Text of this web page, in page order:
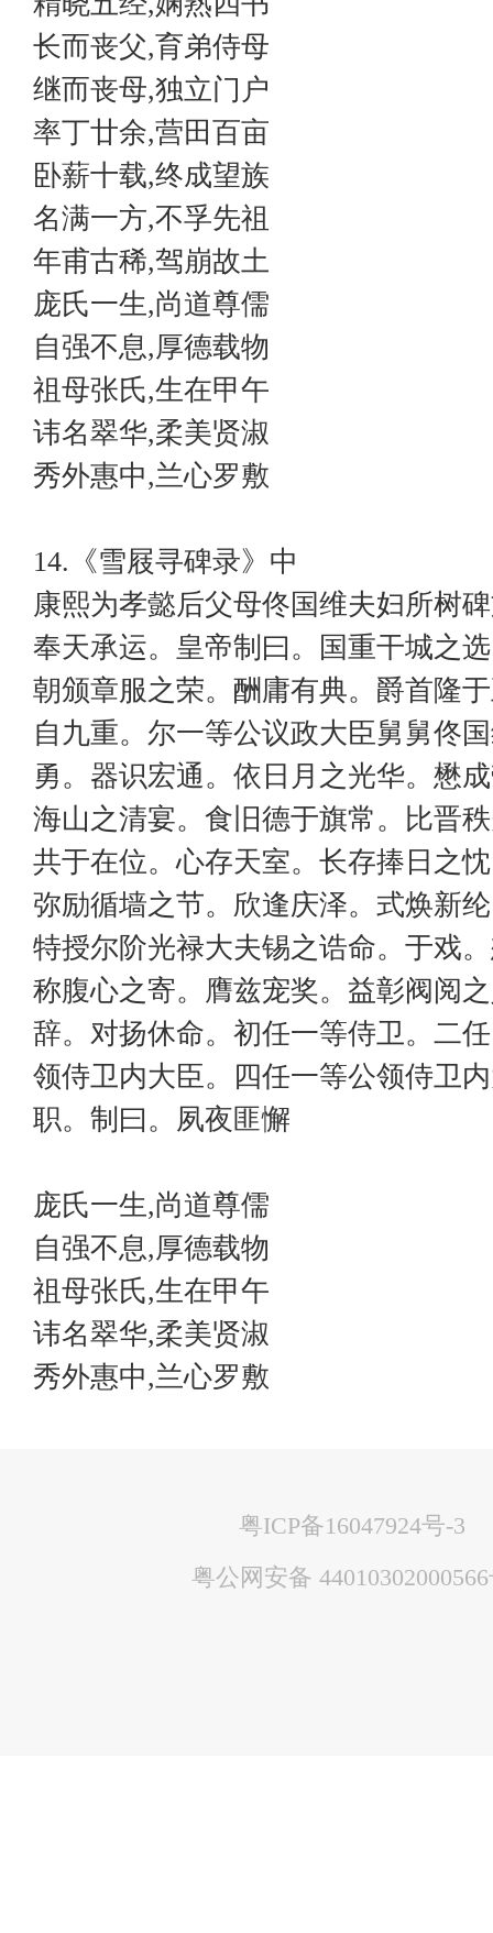
长而丧父,育弟侍母
继而丧母,独立门户
率丁廿余,营田百亩
卧薪十载,终成望族
名满一方,不孚先祖
年甫古稀,驾崩故土
庞氏一生,尚道尊儒
自强不息,厚德载物
祖母张氏,生在甲午
讳名翠华,柔美贤淑
秀外惠中,兰心罗敷
14.《雪屐寻碑录》中
康熙为孝懿后父母佟国维夫妇所树
奉天承运。皇帝制曰。国重干城之
朝颁章服之荣。酬庸有典。爵首隆
自九重。尔一等公议政大臣舅舅佟
勇。器识宏通。依日月之光华。懋
海山之清宴。食旧德于旗常。比晋
共于在位。心存天室。长存捧日之
弥励循墙之节。欣逢庆泽。式焕新
特授尔阶光禄大夫锡之诰命。于戏
称腹心之寄。膺兹宠奖。益彰阀阅
辞。对扬休命。初任一等侍卫。二
领侍卫内大臣。四任一等公领侍卫
职。制曰。夙夜匪懈
庞氏一生,尚道尊儒
自强不息,厚德载物
祖母张氏,生在甲午
讳名翠华,柔美贤淑
秀外惠中,兰心罗敷
粤ICP备16047924号-3
粤公网安备